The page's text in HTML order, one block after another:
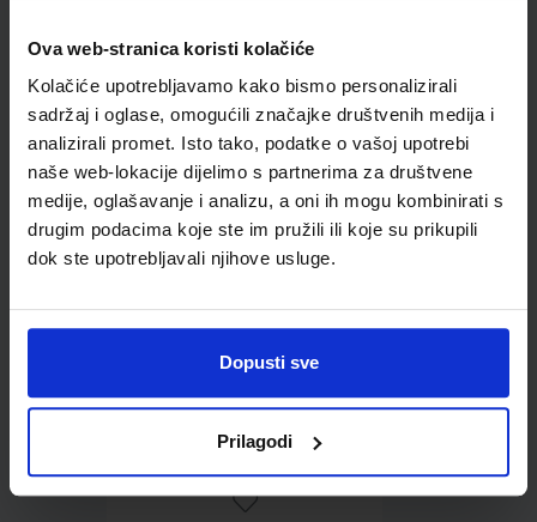
Ova web-stranica koristi kolačiće
Kolačiće upotrebljavamo kako bismo personalizirali
sadržaj i oglase, omogućili značajke društvenih medija i
analizirali promet. Isto tako, podatke o vašoj upotrebi
naše web-lokacije dijelimo s partnerima za društvene
medije, oglašavanje i analizu, a oni ih mogu kombinirati s
drugim podacima koje ste im pružili ili koje su prikupili
dok ste upotrebljavali njihove usluge.
Dopusti sve
Prilagodi
Omot PVC za školske
udžbenike; dimenzije
433x272; tip 167
0,85 €